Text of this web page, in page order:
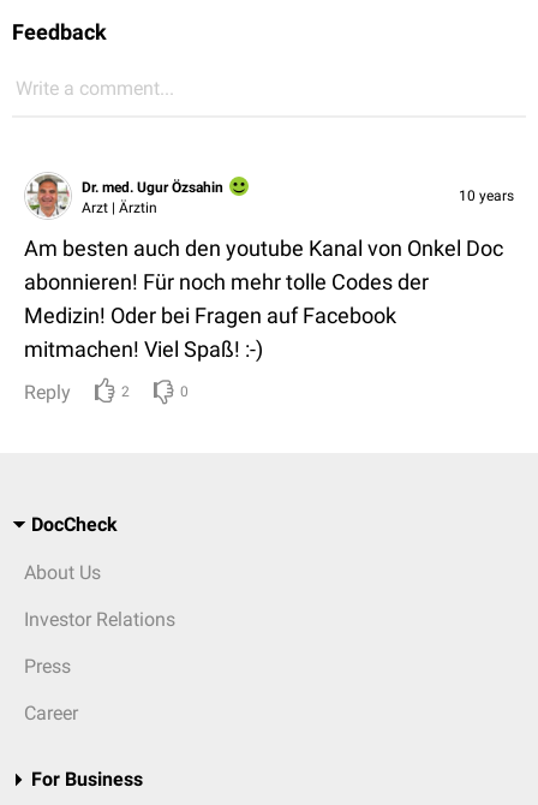
Feedback
Write a comment...
Dr. med. Ugur Özsahin
Arzt | Ärztin
10 years
Am besten auch den youtube Kanal von Onkel Doc
abonnieren! Für noch mehr tolle Codes der
Medizin! Oder bei Fragen auf Facebook
mitmachen! Viel Spaß! :-)
Reply 2 0
DocCheck
About Us
Investor Relations
Press
Career
For Business